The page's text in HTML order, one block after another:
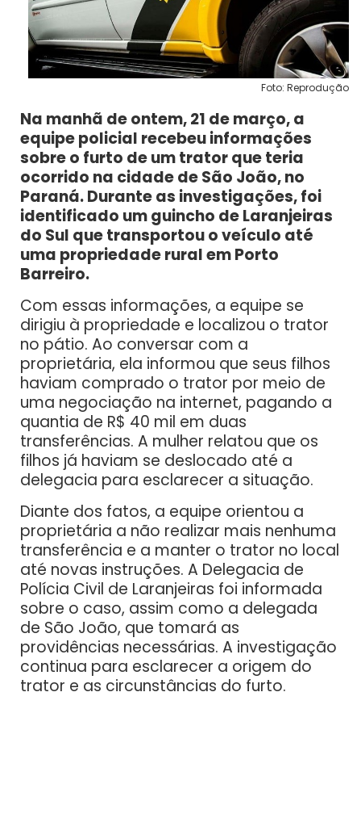
Foto: Reprodução
Na manhã de ontem, 21 de março, a
equipe policial recebeu informações
sobre o furto de um trator que teria
ocorrido na cidade de São João, no
Paraná. Durante as investigações, foi
identificado um guincho de Laranjeiras
do Sul que transportou o veículo até
uma propriedade rural em Porto
Barreiro.
Com essas informações, a equipe se
dirigiu à propriedade e localizou o trator
no pátio. Ao conversar com a
proprietária, ela informou que seus filhos
haviam comprado o trator por meio de
uma negociação na internet, pagando a
quantia de R$ 40 mil em duas
transferências. A mulher relatou que os
filhos já haviam se deslocado até a
delegacia para esclarecer a situação.
Diante dos fatos, a equipe orientou a
proprietária a não realizar mais nenhuma
transferência e a manter o trator no local
até novas instruções. A Delegacia de
Polícia Civil de Laranjeiras foi informada
sobre o caso, assim como a delegada
de São João, que tomará as
providências necessárias. A investigação
continua para esclarecer a origem do
trator e as circunstâncias do furto.